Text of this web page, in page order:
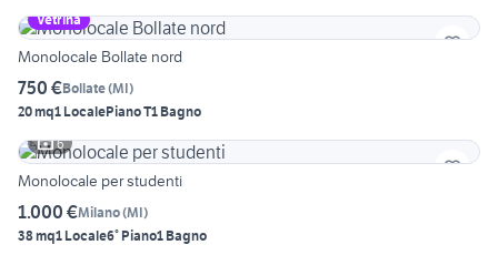
Vetrina
Monolocale Bollate nord
750 €Bollate(MI)
20 mq1 LocalePiano T1 Bagno
6
Monolocale per studenti
1.000 €Milano(MI)
38 mq1 Locale6° Piano1 Bagno